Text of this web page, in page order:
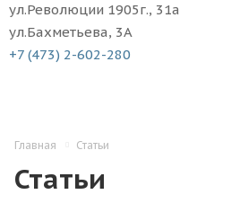
ул.Революции 1905г., 31а
ул.Бахметьева, 3А
+7 (473) 2-602-280
Главная Статьи
Статьи